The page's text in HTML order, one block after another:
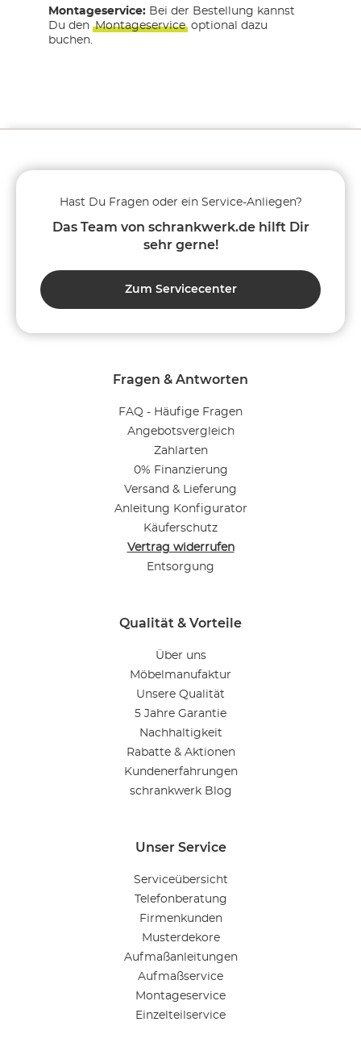
Montageservice: Bei der Bestellung kannst
Du den Montageservice optional dazu
buchen.
Fragen & Antworten
FAQ - Häufige Fragen
Angebotsvergleich
Zahlarten
0% Finanzierung
Versand & Lieferung
Anleitung Konfigurator
Käuferschutz
Vertrag widerrufen
Entsorgung
Qualität & Vorteile
Über uns
Möbelmanufaktur
Unsere Qualität
5 Jahre Garantie
Nachhaltigkeit
Rabatte & Aktionen
Kundenerfahrungen
schrankwerk Blog
Unser Service
Serviceübersicht
Telefonberatung
Firmenkunden
Musterdekore
Aufmaßanleitungen
Aufmaßservice
Montageservice
Einzelteilservice
Hast Du Fragen oder ein Service-Anliegen?
Das Team von schrankwerk.de hilft Dir
sehr gerne!
Zum Servicecenter